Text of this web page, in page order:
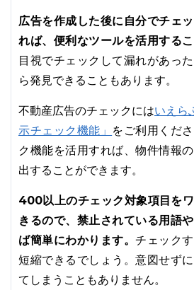
広告を作成した後に自分でチェ
れば、便利なツールを活用するこ
目視でチェックして漏れがあっ
ら発見できることもあります。
不動産広告のチェックにはいえら
示チェック機能」
をご利用くだ
ク機能を活用すれば、物件情報
出することができます。
400以上のチェック対象項目を
きるので、禁止されている用語
ば簡単にわかります。チェック
短縮できるでしょう。意図せず
てしまうこともありません。